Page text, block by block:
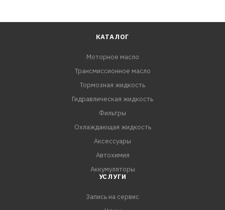
КАТАЛОГ
Моторное масло
Трансмиссионное масло
Тормозная жидкость
Гидравлическая жидкость
Фильтры
Охлаждающая жидкость
Аксессуары
Автохимия
Аккумуляторы
УСЛУГИ
Запись на сервис